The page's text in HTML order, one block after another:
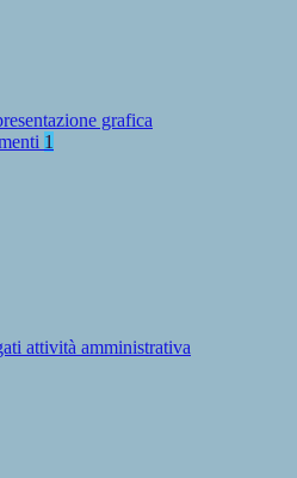
grafica
1
attività amministrativa